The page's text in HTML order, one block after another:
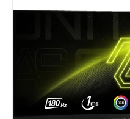
Barebone
Mémoire PC
Processeur
Disque SSD
Réseaux